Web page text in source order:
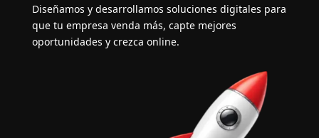
Diseñamos y desarrollamos soluciones digitales para
que tu empresa venda más, capte mejores
oportunidades y crezca online.